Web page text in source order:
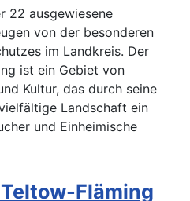
22 ausgewiesene
von der besonderen
im Landkreis. Der
ist ein Gebiet von
Kultur, das durch seine
Landschaft ein
und Einheimische
Fläming